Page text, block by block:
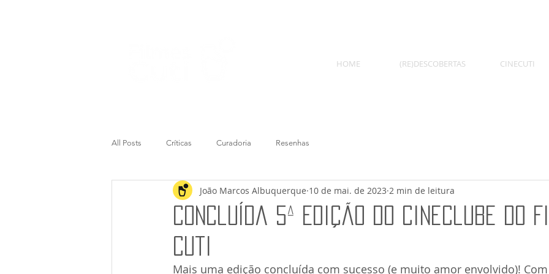
HOME (RE)DESCOBERTAS CINECUTI
All Posts Críticas Curadoria Resenhas
Concluída 5ª Edição do Cineclube do
Cuti
João Marcos Albuquerque 10 de mai. de 2023 2 min de leitura
Mais uma edição concluída com sucesso (e muito amor envolvido)!